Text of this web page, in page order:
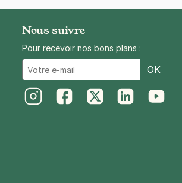
Nous suivre
Pour recevoir nos bons plans :
OK